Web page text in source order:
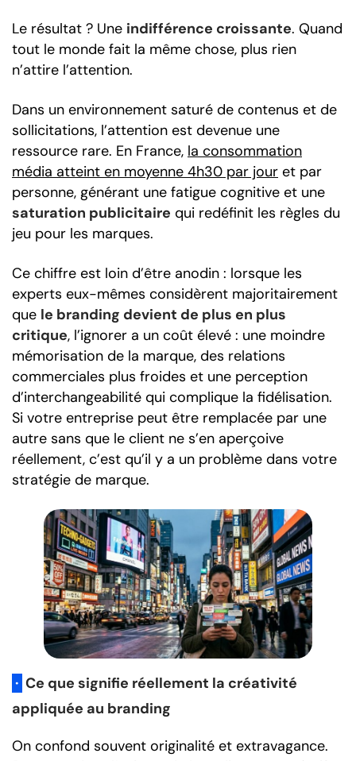
Le résultat ? Une indifférence croissante. Quand
tout le monde fait la même chose, plus rien
n’attire l’attention.
Dans un environnement saturé de contenus et de
sollicitations, l’attention est devenue une
ressource rare. En France, la consommation
média atteint en moyenne 4h30 par jour et par
personne, générant une fatigue cognitive et une
saturation publicitaire qui redéfinit les règles du
jeu pour les marques.
Ce chiffre est loin d’être anodin : lorsque les
experts eux-mêmes considèrent majoritairement
que le branding devient de plus en plus
critique, l’ignorer a un coût élevé : une moindre
mémorisation de la marque, des relations
commerciales plus froides et une perception
d’interchangeabilité qui complique la fidélisation.
Si votre entreprise peut être remplacée par une
autre sans que le client ne s’en aperçoive
réellement, c’est qu’il y a un problème dans votre
stratégie de marque.
· Ce que signifie réellement la créativité
appliquée au branding
On confond souvent originalité et extravagance.